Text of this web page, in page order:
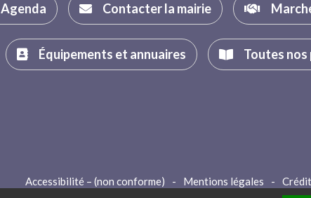
Agenda Contacter la mairie
Équipements et annuaires Toutes
Accessibilité – (non conforme) - Mentions légales -